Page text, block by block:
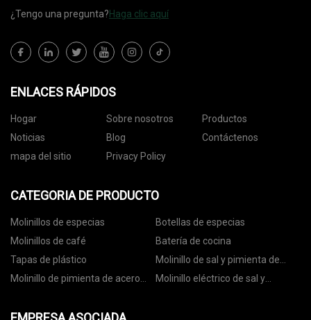
¿Tengo una pregunta?Haga clic aquí
ENLACES RÁPIDOS
Hogar Sobre nosotros
Productos
Noticias
Blog
Contáctenos
mapa del sitio
Privacy Policy
CATEGORIA DE PRODUCTO
Molinillos de especias
Botellas de especias
Molinillos de café
Batería de cocina
Tapas de plástico
Molinillo de sal y pimienta de
cerámica
Molinillo de pimienta de acero
Molinillo eléctrico de sal y